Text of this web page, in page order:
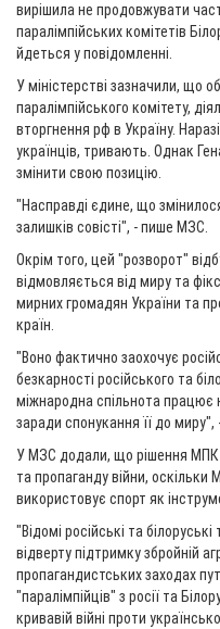
вирішила не продовжувати
паралімпійських комітетів
йдеться у повідомленні.
У міністерстві зазначили, що
паралімпійського комітету,
вторгнення рф в Україну.
українців, тривають. Однак
змінити свою позицію.
"Насправді єдине, що
залишків совісті", - пише МЗС.
Окрім того, цей "розворот"
відмовляється від миру та
мирних громадян України та
країн.
"Воно фактично заохочує
безкарності російського та
міжнародна спільнота
заради спонукання її до миру",
У МЗС додали, що рішення МПК
та пропаганду війни,
використовує спорт як
"Відомі російські та
відверту підтримку збройній
пропагандистських заходах
"паралімпійців" з росії та
кривавій війні проти